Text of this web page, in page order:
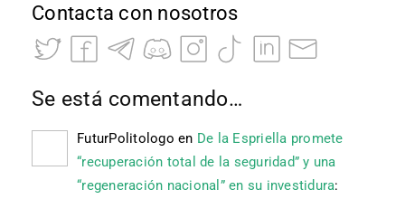
Contacta con nosotros
Se está comentando…
FuturPolitologo en De la Espriella promete
“recuperación total de la seguridad” y una
“regeneración nacional” en su investidura: